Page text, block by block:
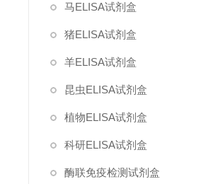
马ELISA试剂盒
猪ELISA试剂盒
羊ELISA试剂盒
昆虫ELISA试剂盒
植物ELISA试剂盒
科研ELISA试剂盒
酶联免疫检测试剂盒